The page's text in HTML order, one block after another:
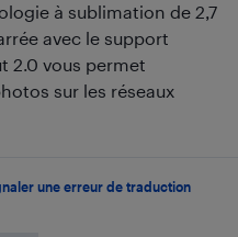
à sublimation de 2,7
avec le support
2.0 vous permet
sur les réseaux
une erreur de traduction